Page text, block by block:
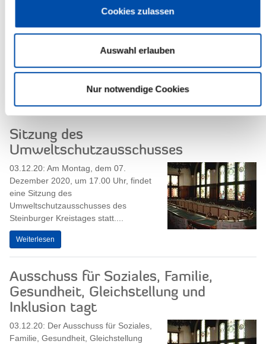
Cookies zulassen
Auswahl erlauben
Nur notwendige Cookies
Kreisgleichstellungsbeauftragten
Sandra Stadniczuk aus...
Sitzung des
Umweltschutzausschusses
03.12.20: Am Montag, dem 07.
Dezember 2020, um 17.00 Uhr, findet
eine Sitzung des
Umweltschutzausschusses des
Steinburger Kreistages statt....
Weiterlesen
Ausschuss für Soziales, Familie,
Gesundheit, Gleichstellung und
Inklusion tagt
03.12.20: Der Ausschuss für Soziales,
Familie, Gesundheit, Gleichstellung